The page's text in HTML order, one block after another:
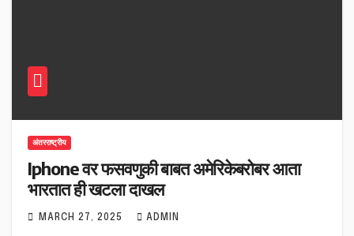
अंतरराष्ट्रीय
Iphone वर फसवणुकी बाबत अमेरिकेबरोबर आता
भारतात ही खटला दाखल
MARCH 27, 2025 ADMIN